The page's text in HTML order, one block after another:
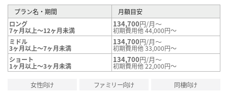
プラン名・期間
月額目安
ロング
7ヶ月以上～12ヶ月未満
134,700円/月～
初期費用他 44,000円～
ミドル
3ヶ月以上～7ヶ月未満
134,700円/月～
初期費用他 33,000円～
ショート
1ヶ月以上～3ヶ月未満
134,700円/月～
初期費用他 22,000円～
女性向け ファミリー向け
同棲向け